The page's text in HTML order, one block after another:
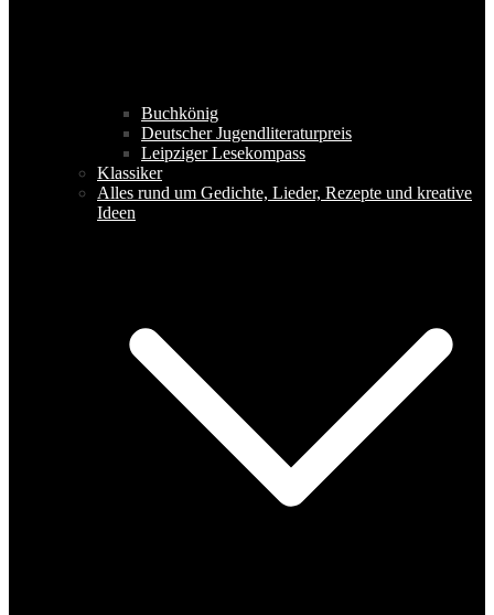
Buchkönig
Deutscher Jugendliteraturpreis
Leipziger Lesekompass
Klassiker
Alles rund um Gedichte, Lieder, Rezepte und kreative
Ideen